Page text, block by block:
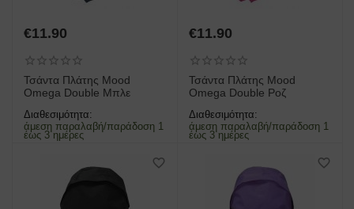
€11.90
Τσάντα Πλάτης Mood
Omega Double Μπλε
Διαθεσιμότητα:
άμεση παραλαβή/παράδοση 1
έως 3 ημέρες
€11.90
Τσάντα Πλάτης Mood
Omega Double Ροζ
Διαθεσιμότητα:
άμεση παραλαβή/παράδοση 1
έως 3 ημέρες